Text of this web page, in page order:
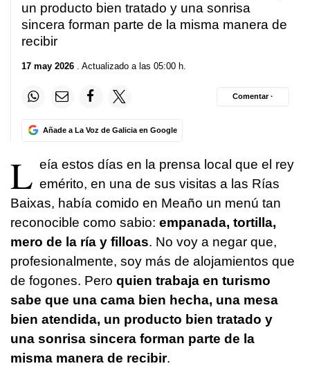
un producto bien tratado y una sonrisa
sincera forman parte de la misma manera de
recibir
17 may 2026 . Actualizado a las 05:00 h.
Añade a La Voz de Galicia en Google
Comentar ·
L eía estos días en la prensa local que el rey
emérito, en una de sus visitas a las Rías
Baixas, había comido en Meaño un menú tan
reconocible como sabio: empanada, tortilla,
mero de la ría y filloas. No voy a negar que,
profesionalmente, soy más de alojamientos que
de fogones. Pero quien trabaja en turismo
sabe que una cama bien hecha, una mesa
bien atendida, un producto bien tratado y
una sonrisa sincera forman parte de la
misma manera de recibir.